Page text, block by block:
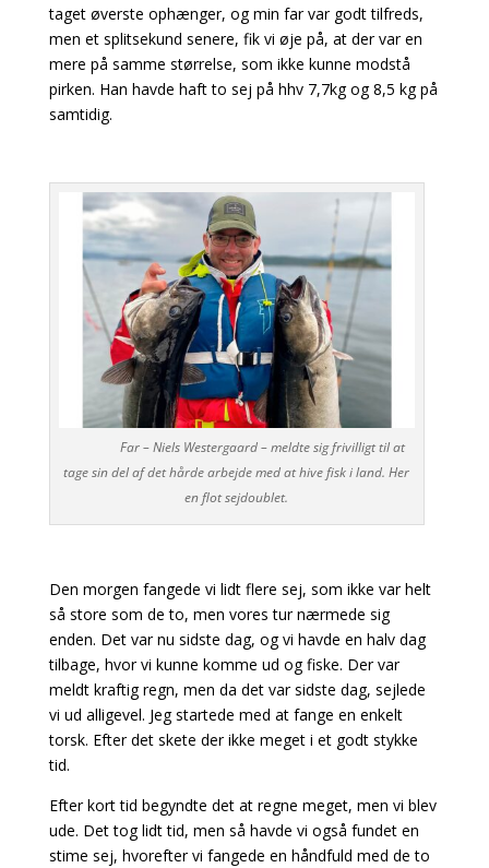
taget øverste ophænger, og min far var godt tilfreds,
men et splitsekund senere, fik vi øje på, at der var en
mere på samme størrelse, som ikke kunne modstå
pirken. Han havde haft to sej på hhv 7,7kg og 8,5 kg på
samtidig.
Far – Niels Westergaard – meldte sig frivilligt til at
tage sin del af det hårde arbejde med at hive fisk i land. Her
en flot sejdoublet.
Den morgen fangede vi lidt flere sej, som ikke var helt
så store som de to, men vores tur nærmede sig
enden. Det var nu sidste dag, og vi havde en halv dag
tilbage, hvor vi kunne komme ud og fiske. Der var
meldt kraftig regn, men da det var sidste dag, sejlede
vi ud alligevel. Jeg startede med at fange en enkelt
torsk. Efter det skete der ikke meget i et godt stykke
tid.
Efter kort tid begyndte det at regne meget, men vi blev
ude. Det tog lidt tid, men så havde vi også fundet en
stime sej, hvorefter vi fangede en håndfuld med de to